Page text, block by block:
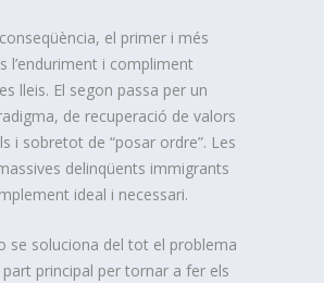
el primer i més
l’enduriment i compliment
lleis. El segon passa per un
de recuperació de valors
i sobretot de “posar ordre”. Les
delinqüents immigrants
ideal i necessari.
se soluciona del tot el problema
principal per tornar a fer els